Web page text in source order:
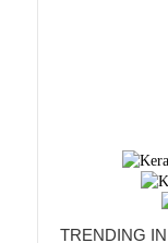
TRENDING IN